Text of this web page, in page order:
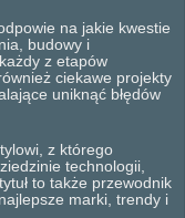
na jakie kwestie
budowy i
z etapów
ciekawe projekty
uniknąć błędów
z którego
technologii,
to także przewodnik
marki, trendy i